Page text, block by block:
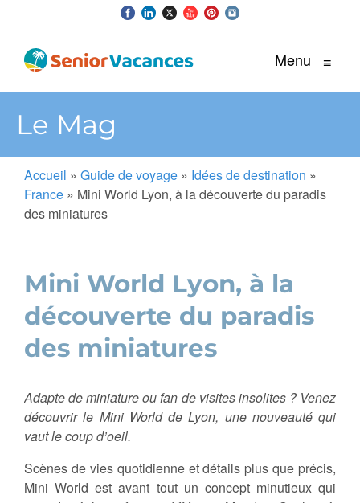
Menu ≡
Le Mag
Accueil » Guide de voyage » Idées de destination »
France » Mini World Lyon, à la découverte du paradis
des miniatures
Mini World Lyon, à la
découverte du paradis
des miniatures
Adapte de miniature ou fan de visites insolites ? Venez
découvrir le Mini World de Lyon, une nouveauté qui
vaut le coup d’oeil.
Scènes de vies quotidienne et détails plus que précis,
Mini World est avant tout un concept minutieux qui